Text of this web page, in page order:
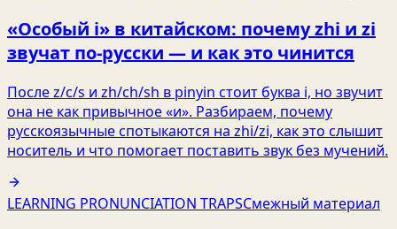
«Особый i» в китайском: почему zhi и zi
звучат по‑русски — и как это чинится
После z/c/s и zh/ch/sh в pinyin стоит буква i, но звучит
она не как привычное «и». Разбираем, почему
русскоязычные спотыкаются на zhi/zi, как это слышит
носитель и что помогает поставить звук без мучений.
LEARNING PRONUNCIATION TRAPSСмежный материал